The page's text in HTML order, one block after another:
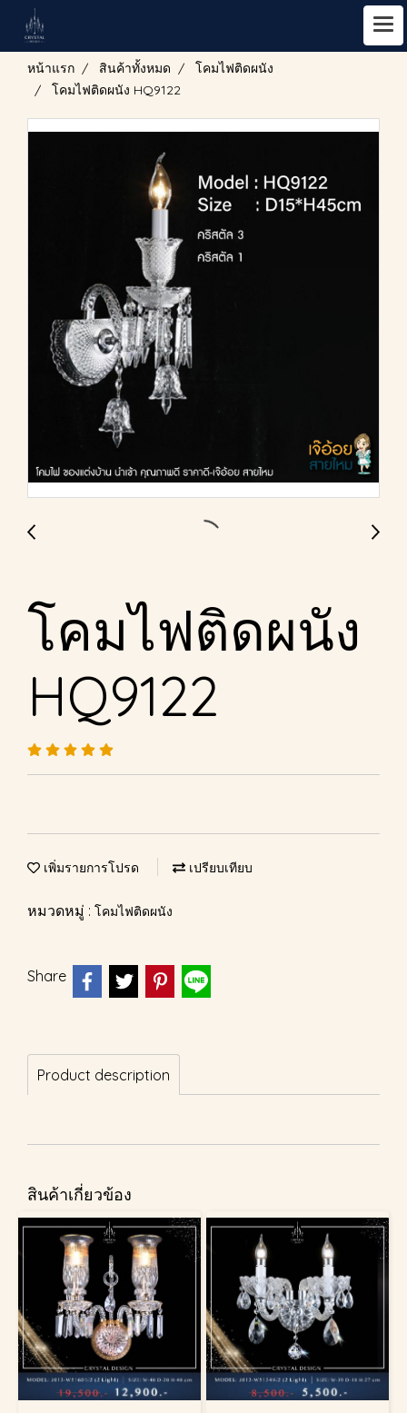
หน้าแรก สินค้าทั้งหมด
โคมไฟติดผนัง
โคมไฟติดผนัง HQ9122
โคมไฟติดผนัง
HQ9122
เพิ่มรายการโปรด เปรียบเทียบ
หมวดหมู่ : โคมไฟติดผนัง
Share
Product description
สินค้าเกี่ยวข้อง